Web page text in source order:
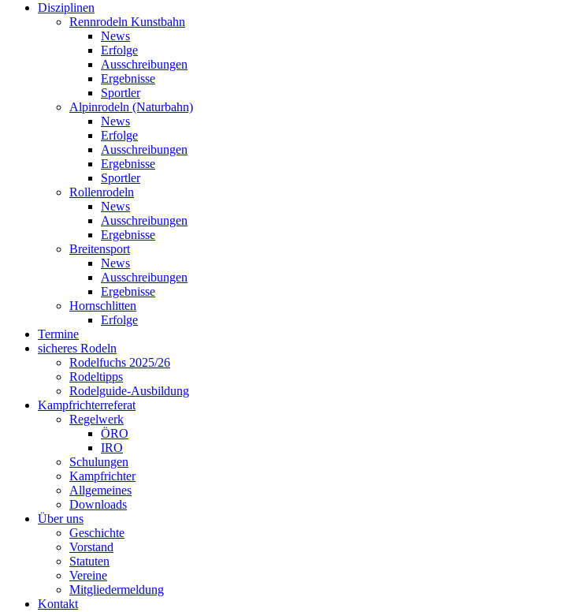
Disziplinen
Rennrodeln Kunstbahn
News
Erfolge
Ausschreibungen
Ergebnisse
Sportler
Alpinrodeln (Naturbahn)
News
Erfolge
Ausschreibungen
Ergebnisse
Sportler
Rollenrodeln
News
Ausschreibungen
Ergebnisse
Breitensport
News
Ausschreibungen
Ergebnisse
Hornschlitten
Erfolge
Termine
sicheres Rodeln
Rodelfuchs 2025/26
Rodeltipps
Rodelguide-Ausbildung
Kampfrichterreferat
Regelwerk
ÖRO
IRO
Schulungen
Kampfrichter
Allgemeines
Downloads
Über uns
Geschichte
Vorstand
Statuten
Vereine
Mitgliedermeldung
Kontakt